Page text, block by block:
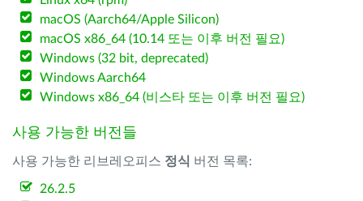
macOS (Aarch64/Apple Silicon)
macOS x86_64 (10.14 또는 이후 버전 필요)
Windows (32 bit, deprecated)
Windows Aarch64
Windows x86_64 (비스타 또는 이후 버전 필요)
사용 가능한 버전들
사용 가능한 리브레오피스 정식 버전 목록:
26.2.5